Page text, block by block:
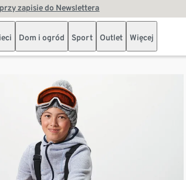
zapisie do Newslettera
Dom i ogród Sport Outlet Więcej